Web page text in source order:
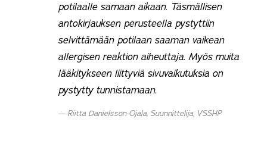
potilaalle samaan aikaan. Täsmällisen
antokirjauksen perusteella pystyttiin
selvittämään potilaan saaman vaikean
allergisen reaktion aiheuttaja. Myös muita
lääkitykseen liittyviä sivuvaikutuksia on
pystytty tunnistamaan.
Riitta Danielsson-Ojala, Suunnittelija, VSSHP